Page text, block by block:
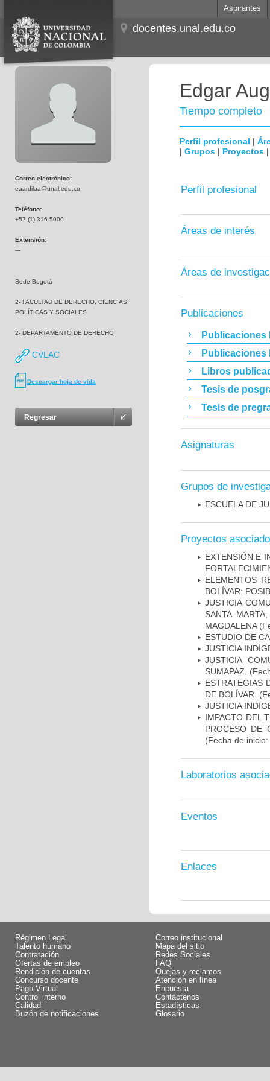
Aspirantes
docentes.unal.edu.co
Correo electrónico:
eaardilaa@unal.edu.co
Teléfono:
+57 (1) 316 5000
Extensión:
---
Sede Bogotá
2- FACULTAD DE DERECHO, CIENCIAS
POLÍTICAS Y SOCIALES
2- DEPARTAMENTO DE DERECHO
CVLAC
Descargar hoja de vida
Regresar
Edgar
Tiempo completo
Perfil profesional |
| Grupos | Proyectos
Perfil profesional
Áreas de interés
Áreas de
Publicaciones
Publicaciones
Publicaciones
Libros
Tesis de
Tesis de
Asignaturas
Grupos de
ESCUELA DE
Proyectos
EXTENSIÓN E
ELEMENTOS
BOLÍVAR:
JUSTICIA
SANTA
MAGDALENA
ESTUDIO DE
JUSTICIA
JUSTICIA
SUMAPAZ.
ESTRATEGIAS
DE BOLÍVAR.
JUSTICIA
IMPACTO DEL
PROCESO DE
(Fecha de
Laboratorios
Eventos
Enlaces
Régimen Legal
Talento humano
Contratación
Ofertas de empleo
Rendición de cuentas
Concurso docente
Pago Virtual
Control interno
Calidad
Buzón de notificaciones
Correo institucional
Mapa del sitio
Redes Sociales
FAQ
Quejas y reclamos
Atención en línea
Encuesta
Contáctenos
Estadísticas
Glosario